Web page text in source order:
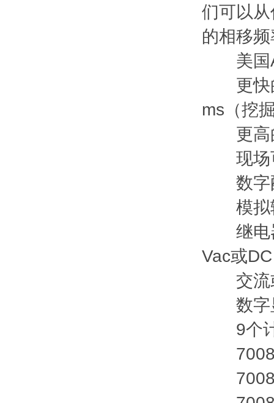
们可以
的相移
美国
更快的
ms（挖
更高的
现场可
数字
模拟输
继电器
Vac或DC
交流或
数字显
9个计